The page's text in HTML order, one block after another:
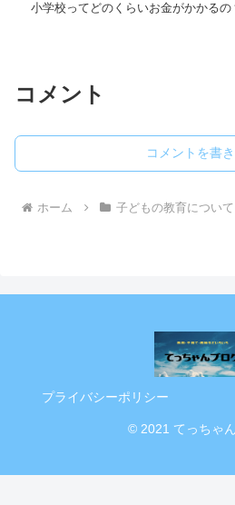
小学校ってどのくらいお金がかかるの
コメント
コメントを書
ホーム 子どもの教育について
プライバシーポリシー
© 2021 てっちゃ